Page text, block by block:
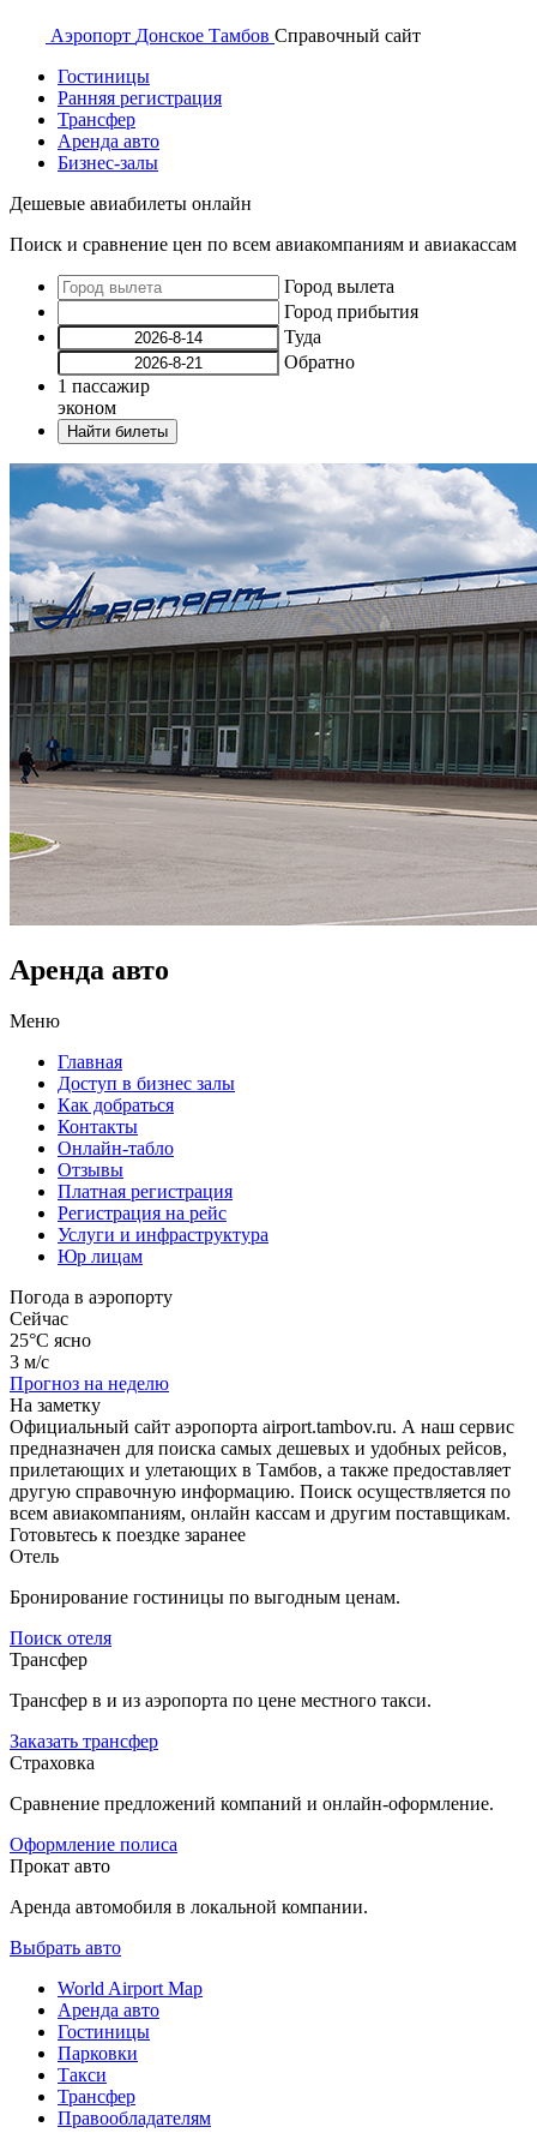
Аэропорт Донское Тамбов Справочный сайт
Гостиницы
Ранняя регистрация
Трансфер
Аренда авто
Бизнес-залы
Дешевые авиабилеты онлайн
Поиск и сравнение цен по всем авиакомпаниям и авиакассам
Город вылета
Город прибытия
Туда
Обратно
1 пассажир
эконом
Найти билеты
Аренда авто
Меню
Главная
Доступ в бизнес залы
Как добраться
Контакты
Онлайн-табло
Отзывы
Платная регистрация
Регистрация на рейс
Услуги и инфраструктура
Юр лицам
Погода в аэропорту
Сейчас
25°C ясно
3 м/с
Прогноз на неделю
На заметку
Официальный сайт аэропорта airport.tambov.ru. А наш сервис
предназначен для поиска самых дешевых и удобных рейсов,
прилетающих и улетающих в Тамбов, а также предоставляет
другую справочную информацию. Поиск осуществляется по
всем авиакомпаниям, онлайн кассам и другим поставщикам.
Готовьтесь к поездке заранее
Отель
Бронирование гостиницы по выгодным ценам.
Поиск отеля
Трансфер
Трансфер в и из аэропорта по цене местного такси.
Заказать трансфер
Страховка
Сравнение предложений компаний и онлайн-оформление.
Оформление полиса
Прокат авто
Аренда автомобиля в локальной компании.
Выбрать авто
World Airport Map
Аренда авто
Гостиницы
Парковки
Такси
Трансфер
Правообладателям